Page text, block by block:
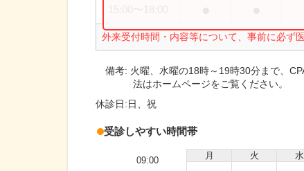
外来受付時間・内容等について、事前に必ず
備考: 火曜、水曜の18時～19時30分まで、
法はホームページをご覧ください。
休診日:日、祝
受診しやすい時間帯
月 火 水
09:00